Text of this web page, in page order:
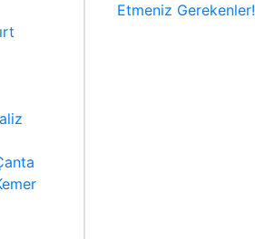
Etmeniz Gerekenler!